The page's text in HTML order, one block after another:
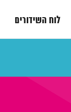
לוח השידורים